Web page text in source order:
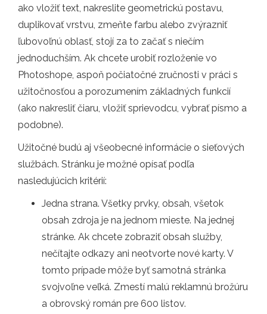
ako vložiť text, nakreslite geometrickú postavu,
duplikovať vrstvu, zmeňte farbu alebo zvýrazniť
ľubovoľnú oblasť, stojí za to začať s niečím
jednoduchším. Ak chcete urobiť rozloženie vo
Photoshope, aspoň počiatočné zručnosti v práci s
užitočnosťou a porozumením základných funkcií
(ako nakresliť čiaru, vložiť sprievodcu, vybrať písmo a
podobne).
Užitočné budú aj všeobecné informácie o sieťových
službách. Stránku je možné opísať podľa
nasledujúcich kritérií:
Jedna strana. Všetky prvky, obsah, všetok
obsah zdroja je na jednom mieste. Na jednej
stránke. Ak chcete zobraziť obsah služby,
nečítajte odkazy ani neotvorte nové karty. V
tomto prípade môže byť samotná stránka
svojvoľne veľká. Zmestí malú reklamnú brožúru
a obrovský román pre 600 listov.